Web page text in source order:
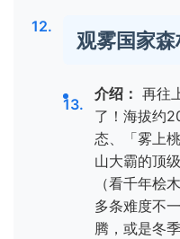
观雾国家
介绍： 再往
了！海拔约
态、「雾上
山大霸的顶
（看千年桧
多条难度不
腾，或是冬